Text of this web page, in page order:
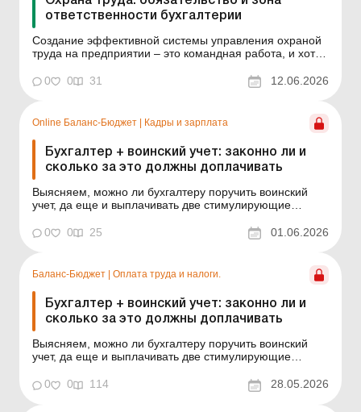
ответственности бухгалтерии
Создание эффективной системы управления охраной
труда на предприятии – это командная работа, и хотя
этой системе является фундаментальной. Если
коротко: охрана труда начинается с финансирования,
0 0 31 12.06.2026
Online Баланс-Бюджет Кадры и зарплата
Бухгалтер + воинский учет: законно ли и
сколько за это должны доплачивать
Выясняем, можно ли бухгалтеру поручить воинский
учет, да еще и выплачивать две стимулирующие
заведении образования из-за отсутствия кадровика
работа по ведению воинского учета возложена на
дополнительно сти...
0 0 25 01.06.2026
Баланс-Бюджет Оплата труда и налоги.
Бухгалтер + воинский учет: законно ли и
сколько за это должны доплачивать
Выясняем, можно ли бухгалтеру поручить воинский
учет, да еще и выплачивать две стимулирующие
кадровика работа по ведению воинского учета
возложена на бухгалтера. Правомерно ли это и можно
0 0 114 28.05.2026